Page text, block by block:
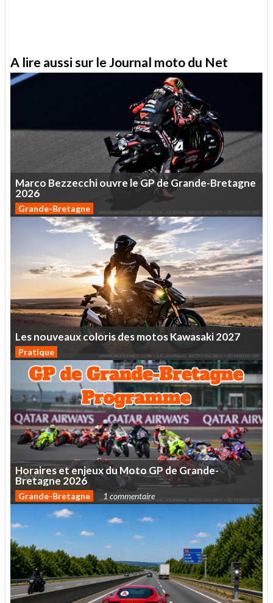
A lire aussi sur le Journal moto du Net
Marco Bezzecchiouvre leGPde Grande-Bretagne
2026
Grande-Bretagne
LesnouveauxcolorisdesmotosKawasaki2027
Pratique
HorairesetenjeuxduMotoGPdeGrande-
Bretagne 2026
Grande-Bretagne 1 commentaire